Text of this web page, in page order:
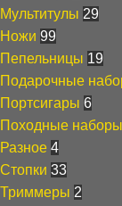
Мультитулы 29
Ножи 99
Пепельницы 19
Подарочные
Портсигары 6
Походные наборы
Разное 4
Стопки 33
Триммеры 2